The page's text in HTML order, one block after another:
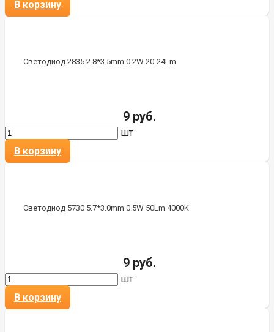
В корзину
Светодиод 2835 2.8*3.5mm 0.2W 20-24Lm
9 руб.
шт
В корзину
Светодиод 5730 5.7*3.0mm 0.5W 50Lm 4000K
9 руб.
шт
В корзину